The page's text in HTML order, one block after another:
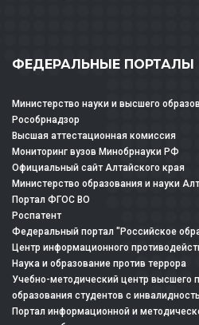
ФЕДЕРАЛЬНЫЕ ПОРТАЛЫ
Министерство науки и высшего
Рособрнадзор
Высшая аттестационная комиссия
Мониторинг вузов Минобрнауки РФ
Официальный сайт Алтайского края
Министерство образования и науки
Портал ФГОС ВО
Роспатент
Федеральный портал "Российское
Центр информационного
Наука и образование против террора
Учебно-методический центр высшего
образования студентов с
Портал информационной и